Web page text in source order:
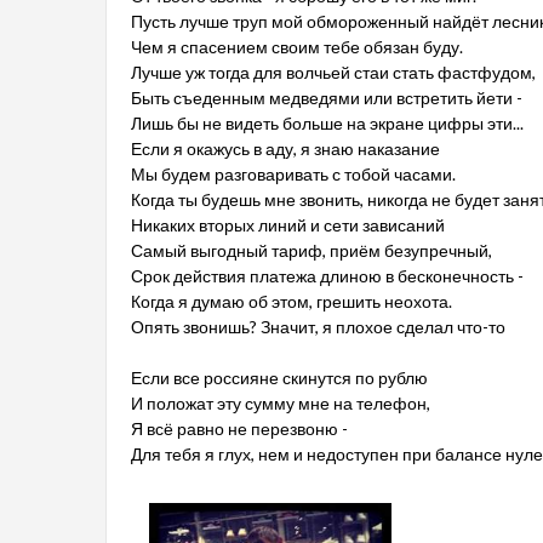
Пусть лучше труп мой обмороженный найдёт
Чем я спасением своим тебе обязан буду.
Лучше уж тогда для волчьей стаи стать фастфудом,
Быть съеденным медведями или встретить йети -
Лишь бы не видеть больше на экране цифры эти...
Если я окажусь в аду, я знаю наказание
Мы будем разговаривать с тобой часами.
Когда ты будешь мне звонить, никогда не будет
Никаких вторых линий и сети зависаний
Самый выгодный тариф, приём безупречный,
Срок действия платежа длиною в бесконечность -
Когда я думаю об этом, грешить неохота.
Опять звонишь? Значит, я плохое сделал что-то
Если все россияне скинутся по рублю
И положат эту сумму мне на телефон,
Я всё равно не перезвоню -
Для тебя я глух, нем и недоступен при балансе